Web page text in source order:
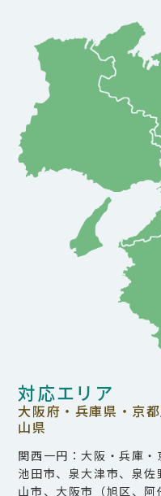
対応エリア
大阪府・兵庫県・京
山県
関西一円：大阪・兵庫
池田市、泉大津市、泉
山市、大阪市（旭区、